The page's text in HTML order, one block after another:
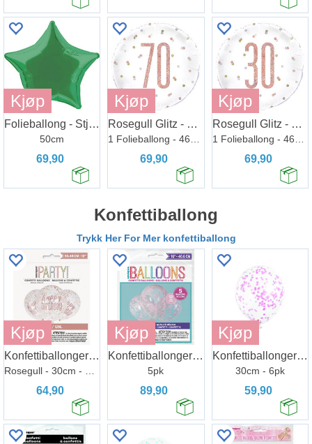
Kjøp
Folieballong - Stjerne Grønn
50cm
69,90
Kjøp
Rosegull Glitz - #70
69,90
Kjøp
Rosegull Glitz - #30
69,90
Konfettiballong
Trykk Her For Mer konfettiballong
Kjøp
Konfettiballonger - "Happy Birthday"
Rosegull - 30cm - 6pk
64,90
Kjøp
Konfettiballonger - Rosa Hjerter
5pk
89,90
Kjøp
Konfettiballonger - Rosa
30cm - 6pk
59,90